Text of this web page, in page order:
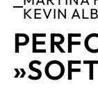
KEVIN